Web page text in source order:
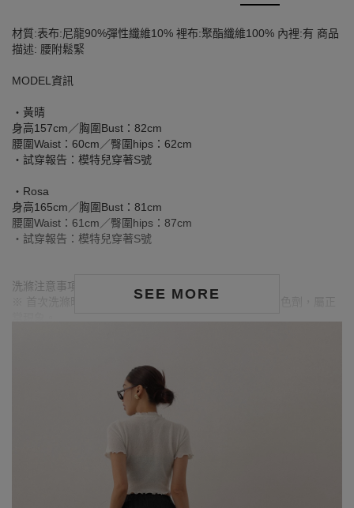
SEE MORE
材質:表布:尼龍90%彈性纖維10% 裡布:聚酯纖維100% 內裡:有 商品
描述: 腰附鬆緊
MODEL資訊
‧黃晴
身高157cm／胸圍Bust：82cm
腰圍Waist：60cm／臀圍hips：62cm
‧試穿報告：模特兒穿著S號
‧Rosa
身高165cm／胸圍Bust：81cm
腰圍Waist：61cm／臀圍hips：87cm
‧試穿報告：模特兒穿著S號
洗滌注意事項：
※ 首次洗滌時，深色／飽和色系布料較易釋出多餘的固色劑，屬正
※ 請與淺色衣物分開洗滌，避免互相染色或產生移染情形。
※ 穿搭時亦建議避免與淺色配件、包款、飾品一同使用，以降低因
摩擦或潮濕造成染色的可能性。
※ 顏色請參考單品圖片較為接近，但因圖檔顏色會因個人電腦螢幕